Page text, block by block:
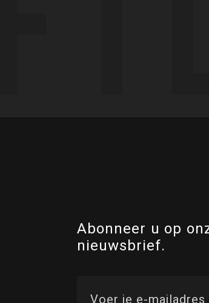
Abonneer u op
nieuwsbrief.